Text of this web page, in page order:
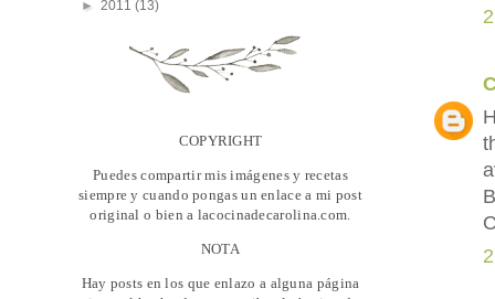
► 2011 (13)
COPYRIGHT
Puedes compartir mis imágenes y recetas
siempre y cuando pongas un enlace a mi post
original o bien a lacocinadecarolina.com.
NOTA
Hay posts en los que enlazo a alguna página